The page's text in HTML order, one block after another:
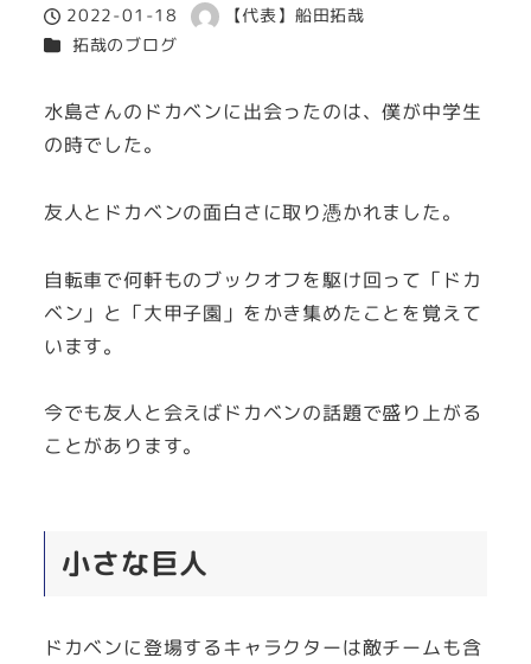
投稿日
2022-01-18
著
【代表】船田拓哉
カテゴリー
拓哉のブログ
水島さんのドカベンに出会ったのは、僕が中学生
の時でした。
友人とドカベンの面白さに取り憑かれました。
自転車で何軒ものブックオフを駆け回って「ドカ
ベン」と「大甲子園」をかき集めたことを覚えて
います。
今でも友人と会えばドカベンの話題で盛り上がる
ことがあります。
小さな巨人
ドカベンに登場するキャラクターは敵チームも含